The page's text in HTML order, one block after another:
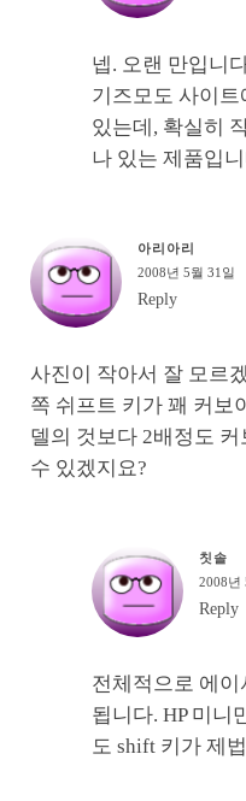
넵. 오랜 만입니
기즈모도 사이
있는데, 확실히
나 있는 제품입
아리아리
2008년 5월 31일
Reply
사진이 작아서 잘 모르
쪽 쉬프트 키가 꽤 커보
델의 것보다 2배정도
수 있겠지요?
칫솔
2008년
Reply
전체적으로 에
됩니다. HP 미니
도 shift 키가 제